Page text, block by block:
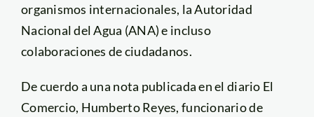
organismos internacionales, la Autoridad
Nacional del Agua (ANA) e incluso
colaboraciones de ciudadanos.
De cuerdo a una nota publicada en el diario El
Comercio, Humberto Reyes, funcionario de